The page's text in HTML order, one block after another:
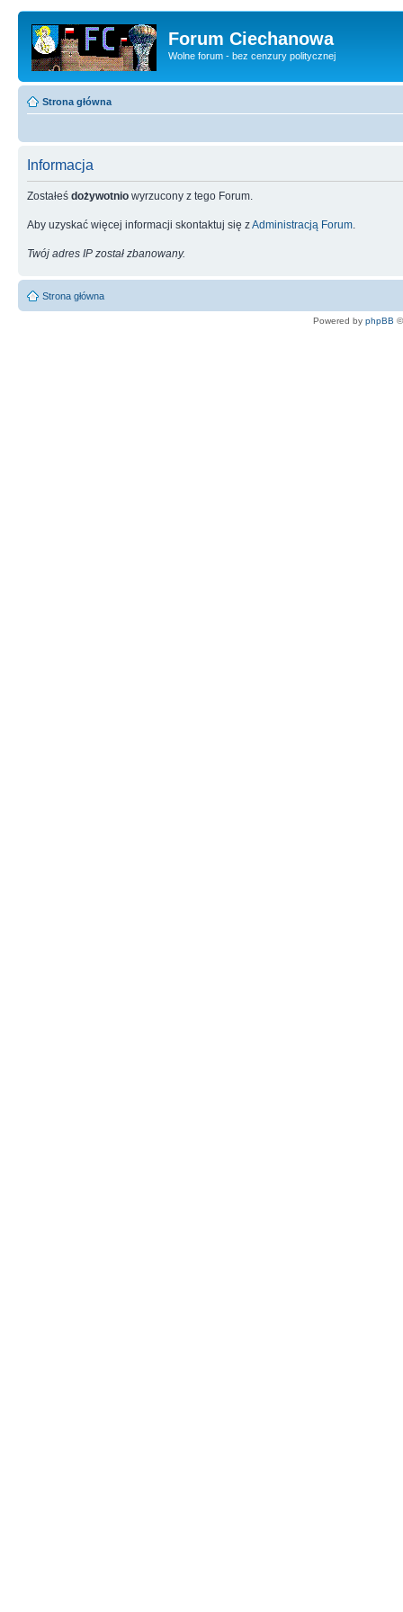
Forum Ciechanowa
Wolne forum - bez cenzury politycznej
Strona główna
Informacja
Zostałeś dożywotnio wyrzucony z tego Forum.
Aby uzyskać więcej informacji skontaktuj się zAdministracją Forum
Twój adres IP został zbanowany.
Strona główna
Powered by phpBB